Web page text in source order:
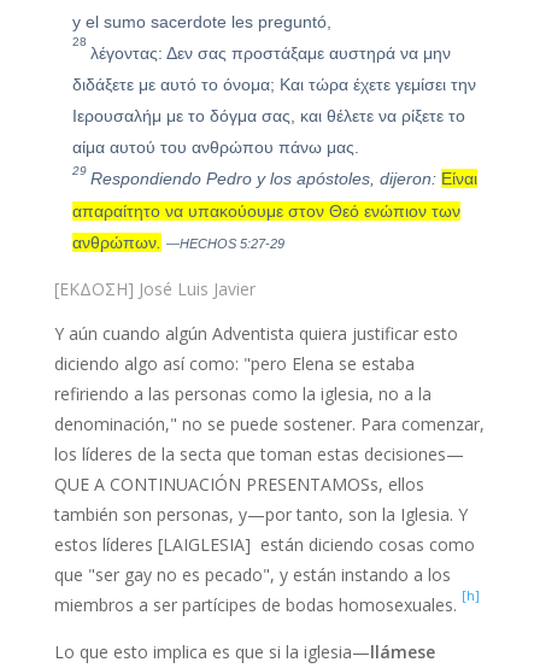
y el sumo sacerdote les preguntó,
28
λέγοντας: Δεν σας προστάξαμε αυστηρά να μην
διδάξετε με αυτό το όνομα; Και τώρα έχετε γεμίσει την
Ιερουσαλήμ με το δόγμα σας, και θέλετε να ρίξετε το
αίμα αυτού του ανθρώπου πάνω μας.
29 Respondiendo Pedro y los apóstoles, dijeron: Είναι
απαραίτητο να υπακούουμε στον Θεό ενώπιον των
ανθρώπων. —HECHOS 5:27-29
[ΕΚΔΟΣΗ] José Luis Javier
Y aún cuando algún Adventista quiera justificar esto
diciendo algo así como: "pero Elena se estaba
refiriendo a las personas como la iglesia, no a la
denominación," no se puede sostener. Para comenzar,
los líderes de la secta que toman estas decisiones—
QUE A CONTINUACIÓN PRESENTAMOSs, ellos
también son personas, y—por tanto, son la Iglesia. Y
estos líderes [LAIGLESIA] están diciendo cosas como
que "ser gay no es pecado", y están instando a los
miembros a ser partícipes de bodas homosexuales. [h]
Lo que esto implica es que si la iglesia—llámese